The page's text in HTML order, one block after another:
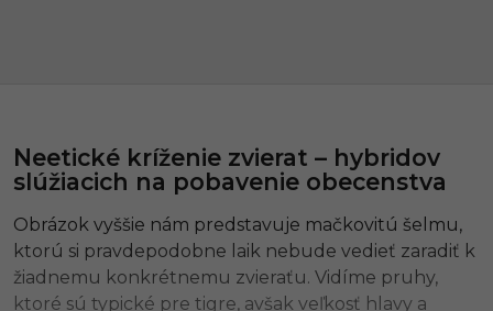
Neetické kríženie zvierat – hybridov
slúžiacich na pobavenie obecenstva
Obrázok vyššie nám predstavuje mačkovitú šelmu,
ktorú si pravdepodobne laik nebude vedieť zaradiť k
žiadnemu konkrétnemu zvieraťu. Vidíme pruhy,
ktoré sú typické pre tigre, avšak veľkosť hlavy a